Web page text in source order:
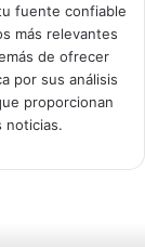
fuente confiable
más relevantes
de ofrecer
por sus análisis
proporcionan
noticias.